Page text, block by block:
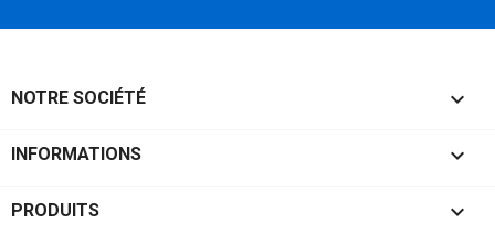
NOTRE SOCIÉTÉ 
INFORMATIONS 
PRODUITS 